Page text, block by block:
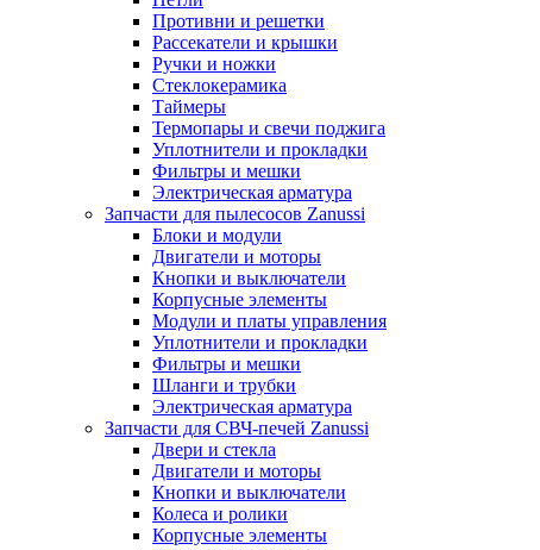
Противни и решетки
Рассекатели и крышки
Ручки и ножки
Стеклокерамика
Таймеры
Термопары и свечи поджига
Уплотнители и прокладки
Фильтры и мешки
Электрическая арматура
Запчасти для пылесосов Zanussi
Блоки и модули
Двигатели и моторы
Кнопки и выключатели
Корпусные элементы
Модули и платы управления
Уплотнители и прокладки
Фильтры и мешки
Шланги и трубки
Электрическая арматура
Запчасти для СВЧ-печей Zanussi
Двери и стекла
Двигатели и моторы
Кнопки и выключатели
Колеса и ролики
Корпусные элементы